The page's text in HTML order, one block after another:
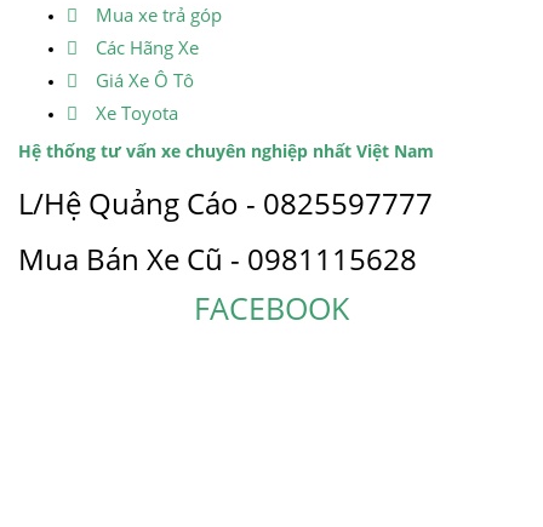
Mua xe trả góp
Các Hãng Xe
Giá Xe Ô Tô
Xe Toyota
Hệ thống tư vấn xe chuyên nghiệp nhất Việt Nam
L/Hệ Quảng Cáo - 0825597777
Mua Bán Xe Cũ - 0981115628
FACEBOOK